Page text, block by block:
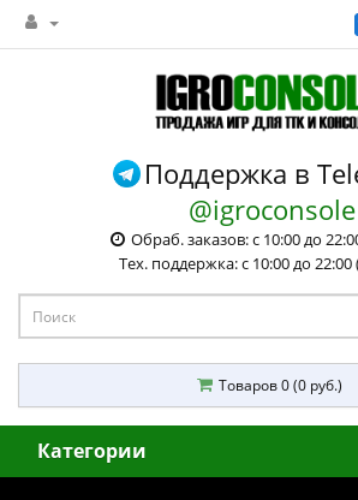
Поддержка в
@igroconsole
Обраб. заказов: с 10:00 до
Тех. поддержка: с 10:00 до 22:00
Товаров 0 (0 руб.)
Категории